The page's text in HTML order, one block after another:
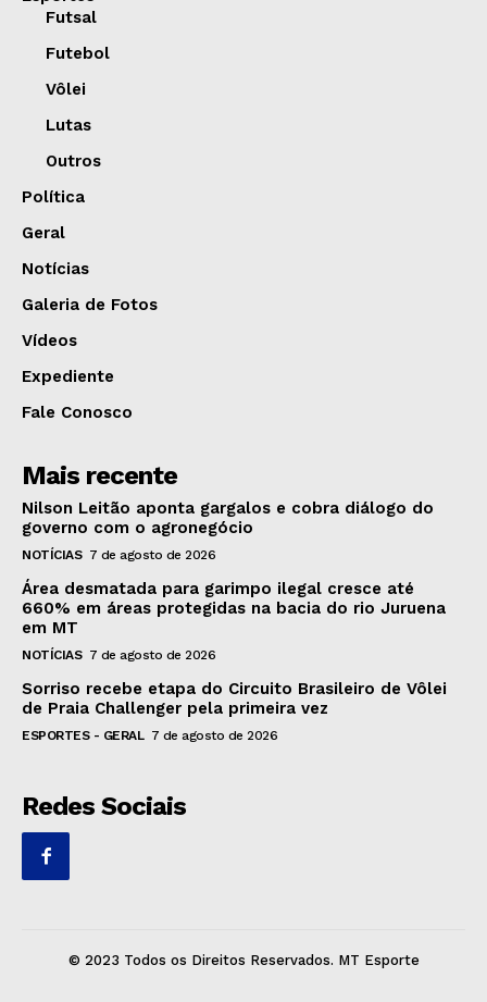
Futsal
Futebol
Vôlei
Lutas
Outros
Política
Geral
Notícias
Galeria de Fotos
Vídeos
Expediente
Fale Conosco
Mais recente
Nilson Leitão aponta gargalos e cobra diálogo do
governo com o agronegócio
NOTÍCIAS 7 de agosto de 2026
Área desmatada para garimpo ilegal cresce até
660% em áreas protegidas na bacia do rio Juruena
em MT
NOTÍCIAS 7 de agosto de 2026
Sorriso recebe etapa do Circuito Brasileiro de Vôlei
de Praia Challenger pela primeira vez
ESPORTES - GERAL 7 de agosto de 2026
Redes Sociais
© 2023 Todos os Direitos Reservados. MT Esporte